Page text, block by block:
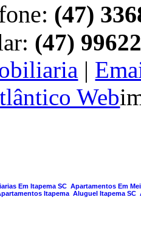
(47)
(47)
|
Web
Apartamentos Em
Em Itapema SC
Aluguel Itapema SC
Itapema